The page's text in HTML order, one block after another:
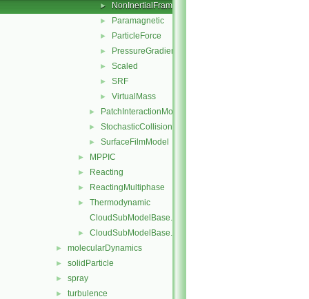
► NonInertialFrame
► Paramagnetic
► ParticleForce
► PressureGradient
► Scaled
► SRF
► VirtualMass
► PatchInteractionModel
► StochasticCollision
► SurfaceFilmModel
► MPPIC
► Reacting
► ReactingMultiphase
►
Thermodynamic
CloudSubModelBase.C
► CloudSubModelBase.H
► molecularDynamics
► solidParticle
► spray
► turbulence